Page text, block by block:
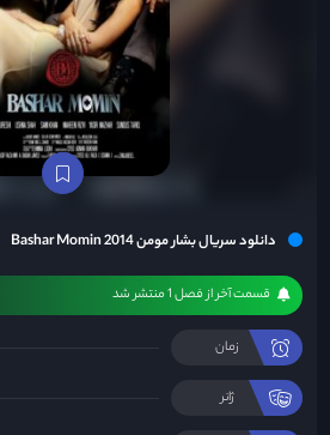
دانلود سریال بشار مومن Bashar Momin 2014
قسمت آخر از فصل 1 منتشر شد
زمان
ژانر